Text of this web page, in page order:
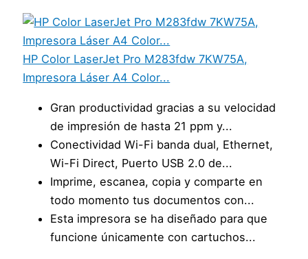
HP Color LaserJet Pro M283fdw 7KW75A,
Impresora Láser A4 Color...
Gran productividad gracias a su velocidad
de impresión de hasta 21 ppm y...
Conectividad Wi-Fi banda dual, Ethernet,
Wi-Fi Direct, Puerto USB 2.0 de...
Imprime, escanea, copia y comparte en
todo momento tus documentos con...
Esta impresora se ha diseñado para que
funcione únicamente con cartuchos...